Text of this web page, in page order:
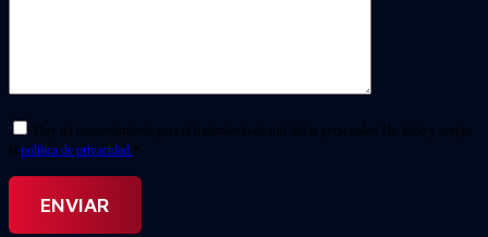
Doy mi consentimiento para el tratamiento de mis datos personales. He leído y acepto
la política de privacidad. *